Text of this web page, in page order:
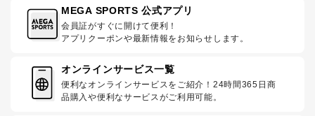
MEGA SPORTS 公式アプリ
会員証がすぐに開けて便利！
アプリクーポンや最新情報をお知らせします。
オンラインサービス一覧
便利なオンラインサービスをご紹介！24時間365日商
品購入や便利なサービスがご利用可能。